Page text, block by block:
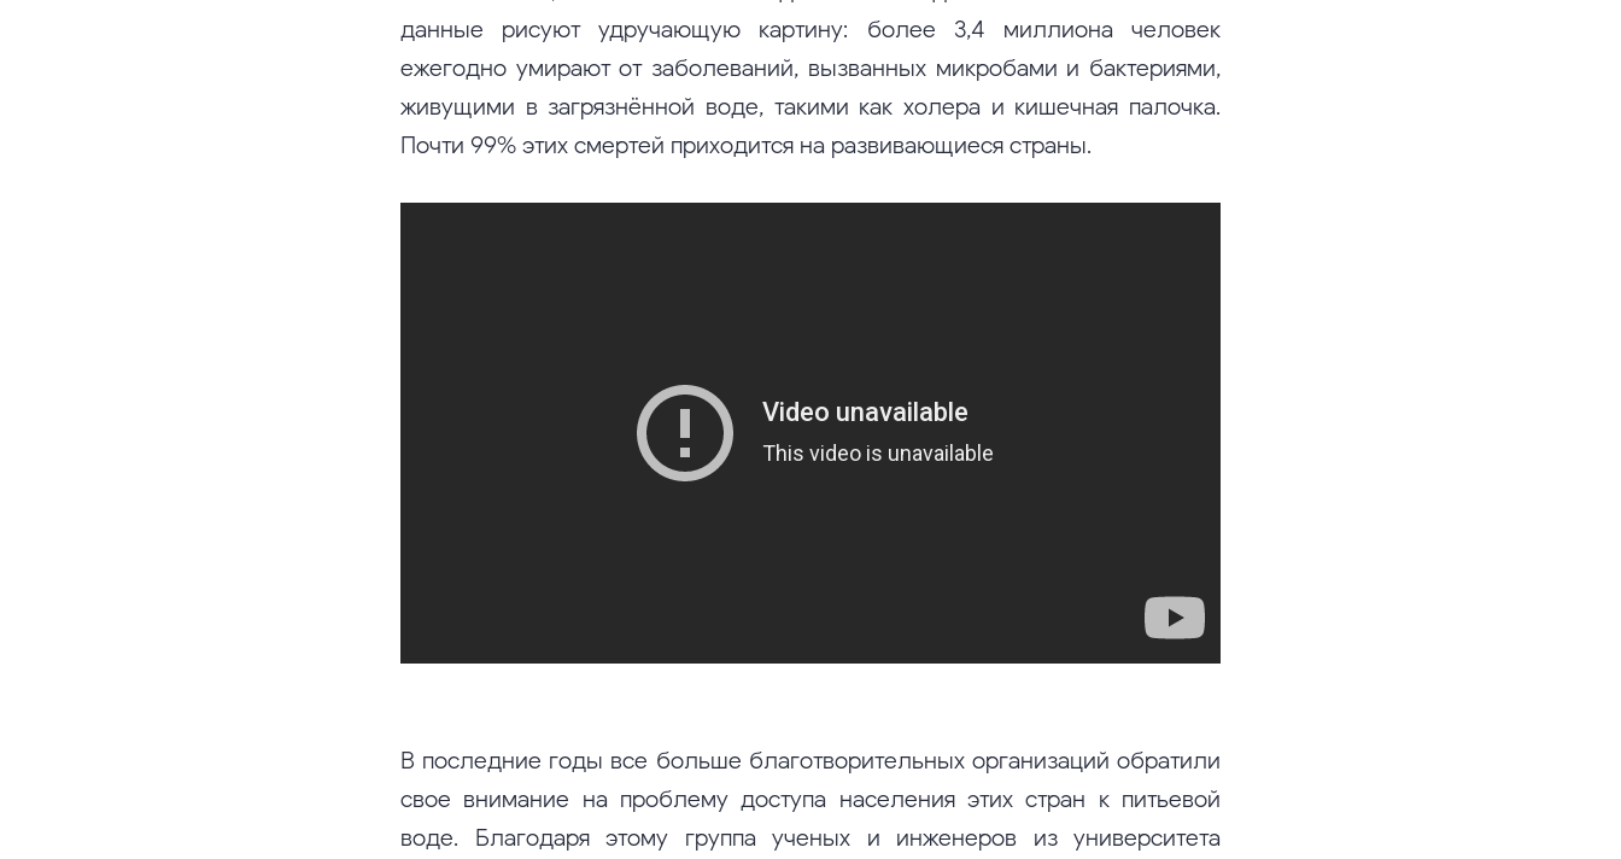
данные рисуют удручающую картину: более 3,4 миллиона человек
ежегодно умирают от заболеваний, вызванных микробами и бактериями,
живущими в загрязнённой воде, такими как холера и кишечная палочка.
Почти 99% этих смертей приходится на развивающиеся страны.
В последние годы все больше благотворительных организаций обратили
свое внимание на проблему доступа населения этих стран к питьевой
воде. Благодаря этому группа ученых и инженеров из университета